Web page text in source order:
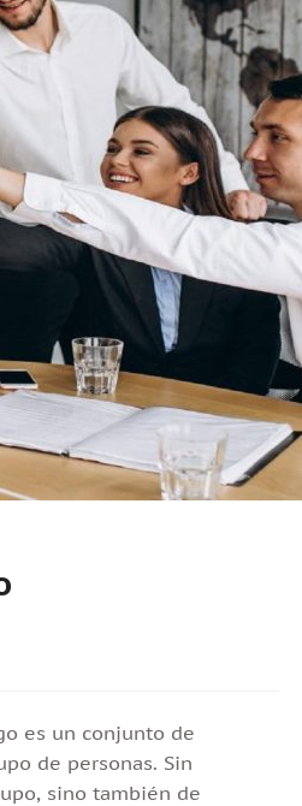
es un conjunto de
de personas. Sin
sino también de